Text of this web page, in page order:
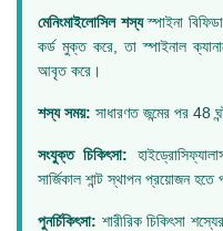
মেনিংমাইলোসিল শস্যস্পাইনা
কর্ড মুক্ত করে, তা স্পাইনাল
আবৃত করে।
শস্য সময়: সাধারণত জন্মের পর 48
সংযুক্ত চিকিৎসা:
সার্জিকাল শান্ট স্থাপন প্রয়োজন হতে
পুনর্চিকিৎসা: শারীরিক চিকিৎসা